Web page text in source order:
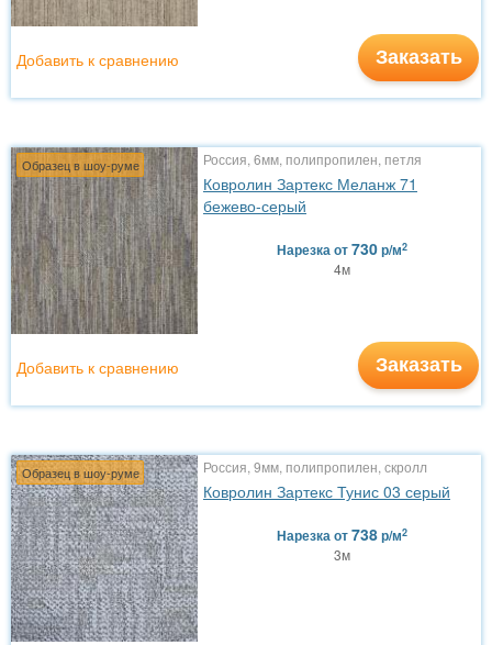
Заказать
Добавить к сравнению
Образец в шоу-руме Россия, 6мм, полипропилен, петля
Ковролин Зартекс Меланж 71
бежево-серый
Нарезкаот730р/м2
4м
Заказать
Добавить к сравнению
Образец в шоу-руме Россия, 9мм, полипропилен, скролл
Ковролин Зартекс Тунис 03 серый
Нарезкаот738р/м2
3м